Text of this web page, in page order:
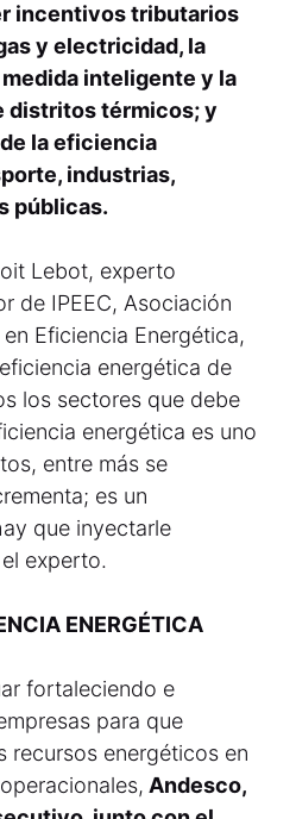
incentivos tributarios
y electricidad, la
inteligente y la
distritos térmicos; y
la eficiencia
industrias,
públicas.
Lebot, experto
de IPEEC, Asociación
Eficiencia Energética,
energética de
los sectores que debe
energética es uno
entre más se
es un
que inyectarle
experto.
ENERGÉTICA
fortaleciendo e
para que
recursos energéticos en
Andesco,